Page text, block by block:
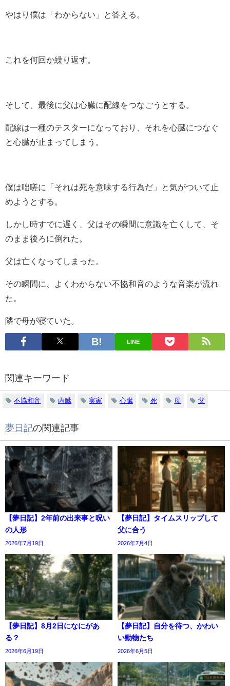
やはり僕は「わからない」と答える。
これを何回か繰り返す。
そして、最後に父は心臓に配線をつなごうとする。
配線は一種のテスターになっており、それを心臓につなぐ
と心臓が止まってしまう。
僕は咄嗟に「それは死を意味する行為だ」と気がついて止
めようとする。
しかし時すでに遅く、父はその瞬間に意識を亡くして、そ
のまま後ろに倒れた。
父は亡くなってしまった。
その瞬間に、よくわからない不協和音のような音楽が流れ
た。
隣で母が寝ていた。
LINE
関連キーワード
不協和音 内臓 実家 心臓 死 母 父
夢日記の関連記事
【夢日記】2年前の出来事と呪い
の人形
2026年7月19日
【夢日記】タイムスリップして
父に合う
2026年7月4日
【夢日記】8月2日になにがあ
る？
2026年6月19日
【夢日記】自分を待つ、かわい
い動物たち
2026年6月5日